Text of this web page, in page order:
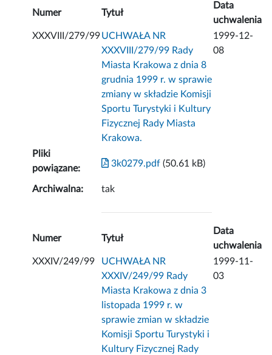
Numer Tytuł
Data
uchwalenia
XXXVIII/279/99UCHWAŁA NR
XXXVIII/279/99 Rady
Miasta Krakowa z dnia 8
grudnia 1999 r. w sprawie
zmiany w składzie Komisji
Sportu Turystyki i Kultury
Fizycznej Rady Miasta
Krakowa.
1999-12-
08
Pliki
powiązane:
3k0279.pdf (50.61 kB)
Archiwalna: tak
Numer Tytuł
Data
uchwalenia
XXXIV/249/99
UCHWAŁA NR
XXXIV/249/99 Rady
Miasta Krakowa z dnia 3
listopada 1999 r. w
sprawie zmian w składzie
Komisji Sportu Turystyki i
Kultury Fizycznej Rady
1999-11-
03